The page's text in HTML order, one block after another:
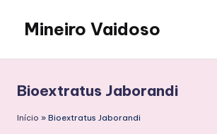
content
Mineiro Vaidoso
Autocuidado
e
Resenhas
Bioextratus Jaborandi
Início » Bioextratus Jaborandi